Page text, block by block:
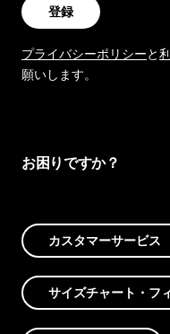
登録
プライバシーポリシーと
願いします。
お困りですか？
カスタマーサービス
サイズチャート・フ